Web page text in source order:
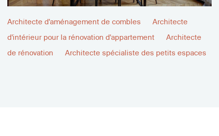
Architecte d'aménagement de combles
Architecte
d'intérieur pour la rénovation d'appartement
Architecte
de rénovation
Architecte spécialiste des petits espaces